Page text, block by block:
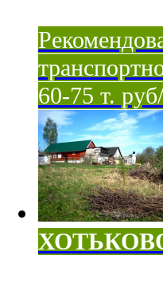
60-75 т.